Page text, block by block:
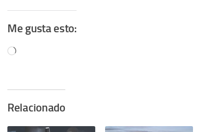
Me gusta esto:
Cargando...
Relacionado